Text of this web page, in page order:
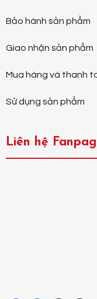
Bảo hành sản phẩm
Giao nhận sản phẩm
Mua hàng và thanh
Sử dụng sản phẩm
Liên hệ